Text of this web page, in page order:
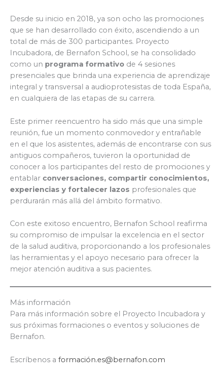
Desde su inicio en 2018, ya son ocho las promociones
que se han desarrollado con éxito, ascendiendo a un
total de más de 300 participantes. Proyecto
Incubadora, de Bernafon School, se ha consolidado
como un programa formativo de 4 sesiones
presenciales que brinda una experiencia de aprendizaje
integral y transversal a audioprotesistas de toda España,
en cualquiera de las etapas de su carrera.
Este primer reencuentro ha sido más que una simple
reunión, fue un momento conmovedor y entrañable
en el que los asistentes, además de encontrarse con sus
antiguos compañeros, tuvieron la oportunidad de
conocer a los participantes del resto de promociones y
entablar conversaciones, compartir conocimientos,
experiencias y fortalecer lazos profesionales que
perdurarán más allá del ámbito formativo.
Con este exitoso encuentro, Bernafon School reafirma
su compromiso de impulsar la excelencia en el sector
de la salud auditiva, proporcionando a los profesionales
las herramientas y el apoyo necesario para ofrecer la
mejor atención auditiva a sus pacientes.
Más información
Para más información sobre el Proyecto Incubadora y
sus próximas formaciones o eventos y soluciones de
Bernafon.
Escríbenos a formación.es@bernafon.com